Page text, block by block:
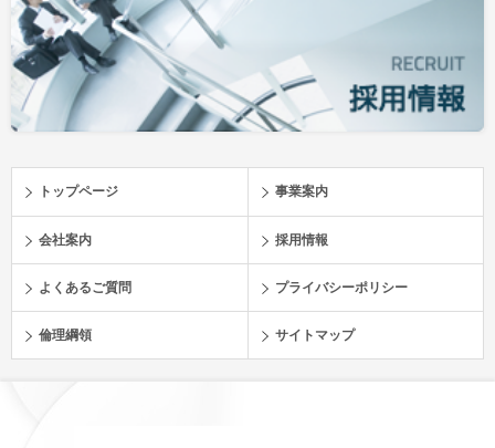
トップページ 事業案内
会社案内 採用情報
よくあるご質問 プライバシーポリシー
倫理綱領 サイトマップ